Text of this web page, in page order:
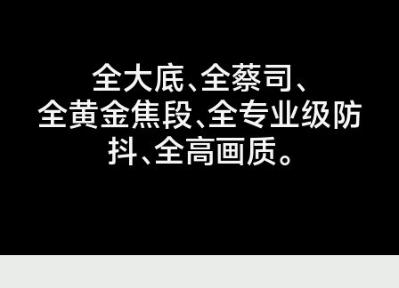
全大底、全蔡司、
全黄金焦段、全专业级防
抖、全高画质。